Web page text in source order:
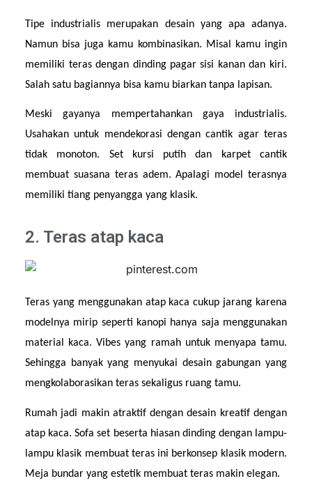
Tipe industrialis merupakan desain yang apa adanya.
Namun bisa juga kamu kombinasikan. Misal kamu ingin
memiliki teras dengan dinding pagar sisi kanan dan kiri.
Salah satu bagiannya bisa kamu biarkan tanpa lapisan.
Meski gayanya mempertahankan gaya industrialis.
Usahakan untuk mendekorasi dengan cantik agar teras
tidak monoton. Set kursi putih dan karpet cantik
membuat suasana teras adem. Apalagi model terasnya
memiliki tiang penyangga yang klasik.
2. Teras atap kaca
Teras yang menggunakan atap kaca cukup jarang karena
modelnya mirip seperti kanopi hanya saja menggunakan
material kaca. Vibes yang ramah untuk menyapa tamu.
Sehingga banyak yang menyukai desain gabungan yang
mengkolaborasikan teras sekaligus ruang tamu.
Rumah jadi makin atraktif dengan desain kreatif dengan
atap kaca. Sofa set beserta hiasan dinding dengan lampu-
lampu klasik membuat teras ini berkonsep klasik modern.
Meja bundar yang estetik membuat teras makin elegan.